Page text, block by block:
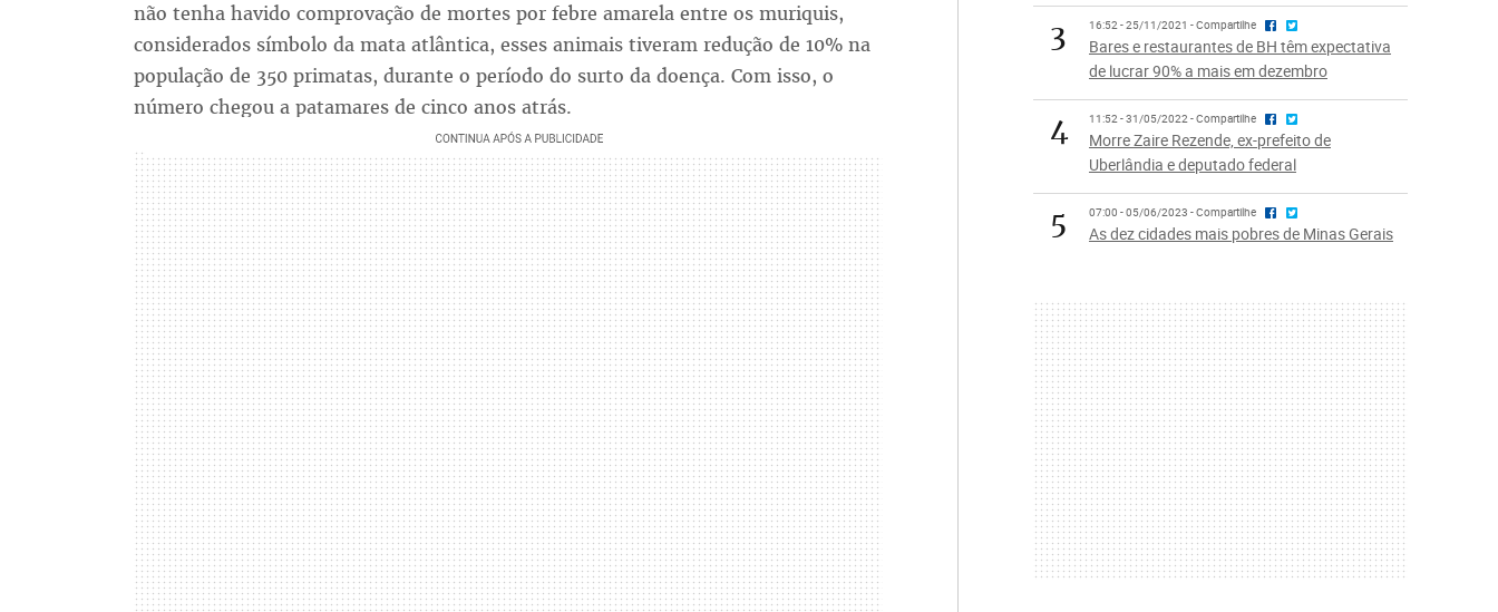
não tenha havido comprovação de mortes por febre amarela entre os muriquis,
considerados símbolo da mata atlântica, esses animais tiveram redução de 10% na
população de 350 primatas, durante o período do surto da doença. Com isso, o
número chegou a patamares de cinco anos atrás.
3 16:52 - 25/11/2021 - Compartilhe
Bares e restaurantes de BH têm expectativa
de lucrar 90% a mais em dezembro
4 11:52 - 31/05/2022 - Compartilhe
Morre Zaire Rezende, ex-prefeito de
Uberlândia e deputado federal
5 07:00 - 05/06/2023 - Compartilhe
As dez cidades mais pobres de Minas Gerais